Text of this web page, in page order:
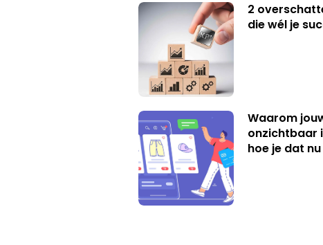
2
die wél je
Waarom
onzichtbaar
hoe je dat